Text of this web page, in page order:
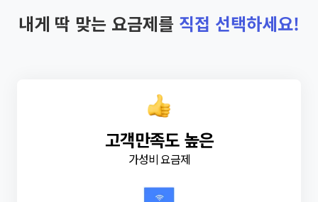
내게 딱 맞는 요금제를 직접 선택하세요!
고객만족도 높은
가성비 요금제